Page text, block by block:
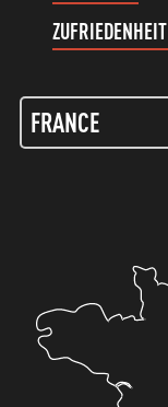
ZUFRIEDENHEIT